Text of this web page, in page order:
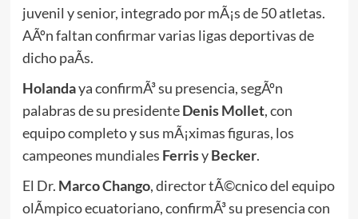
juvenil y senior, integrado por mÃ¡s de 50 atletas.
AÃºn faltan confirmar varias ligas deportivas de
dicho paÃ­s.
Holandaya confirmÃ³ su presencia, segÃºn
palabras de su presidenteDenis Mollet, con
equipo completo y sus mÃ¡ximas figuras, los
campeones mundiales FerrisyBecker.
El Dr. Marco Chango, director tÃ©cnico del equipo
olÃ­mpico ecuatoriano, confirmÃ³ su presencia con